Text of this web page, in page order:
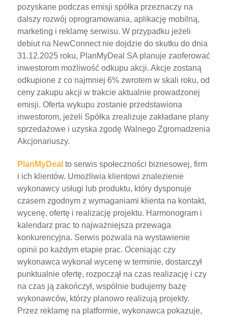
pozyskane podczas emisji spółka przeznaczy na
dalszy rozwój oprogramowania, aplikację mobilną,
marketing i reklamę serwisu. W przypadku jeżeli
debiut na NewConnect nie dojdzie do skutku do dnia
31.12.2025 roku, PlanMyDeal SA planuje zaoferować
inwestorom możliwość odkupu akcji. Akcje zostaną
odkupione z co najmniej 6% zwrotem w skali roku, od
ceny zakupu akcji w trakcie aktualnie prowadzonej
emisji. Oferta wykupu zostanie przedstawiona
inwestorom, jeżeli Spółka zrealizuje zakładane plany
sprzedażowe i uzyska zgodę Walnego Zgromadzenia
Akcjonariuszy.
PlanMyDeal to serwis społeczności biznesowej, firm
i ich klientów. Umożliwia klientowi znalezienie
wykonawcy usługi lub produktu, który dysponuje
czasem zgodnym z wymaganiami klienta na kontakt,
wycenę, ofertę i realizację projektu. Harmonogram i
kalendarz prac to najważniejsza przewaga
konkurencyjna. Serwis pozwala na wystawienie
opinii po każdym etapie prac. Oceniając czy
wykonawca wykonał wycenę w terminie, dostarczył
punktualnie ofertę, rozpoczął na czas realizację i czy
na czas ją zakończył, wspólnie budujemy bazę
wykonawców, którzy planowo realizują projekty.
Przez reklamę na platformie, wykonawca pokazuje,